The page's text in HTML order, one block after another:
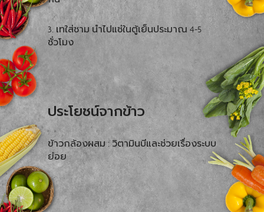
3. เทใส่ชาม นำไปแช่ในตู้เย็นประมาณ 4-5
ชั่วโมง
ประโยชน์จากข้าว
ข้าวกล้องผสม : วิตามินบีและช่วยเรื่องระบบ
ย่อย